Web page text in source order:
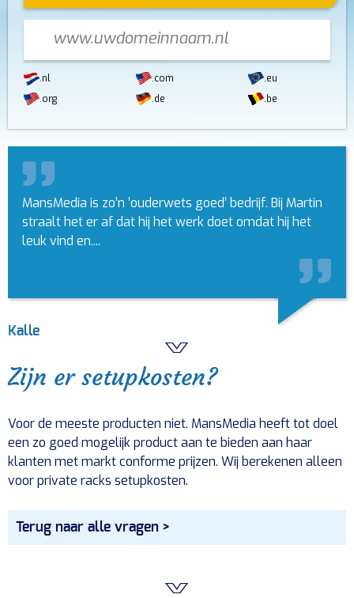
.nl .com
.eu
.org
.de .be
MansMedia is zo’n ’ouderwets goed’ bedrijf. Bij Martin
straalt het er af dat hij het werk doet omdat hij het
leuk vind en....
Kalle
Zijn er setupkosten?
Voor de meeste producten niet. MansMedia heeft tot doel
een zo goed mogelijk product aan te bieden aan haar
klanten met markt conforme prijzen. Wij berekenen alleen
voor private racks setupkosten.
Terug naar alle vragen >